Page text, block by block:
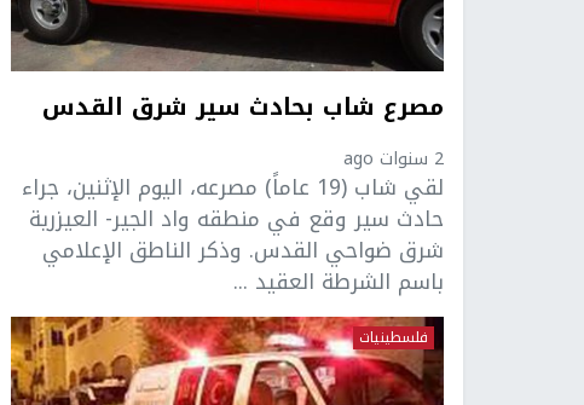
مصرع شاب بحادث سير شرق القدس
2 سنوات ago
لقي شاب (19 عاماً) مصرعه، اليوم الإثنين، جراء
حادث سير وقع في منطقه واد الجير- العيزرية
شرق ضواحي القدس. وذكر الناطق الإعلامي
باسم الشرطة العقيد ...
فلسطينيات